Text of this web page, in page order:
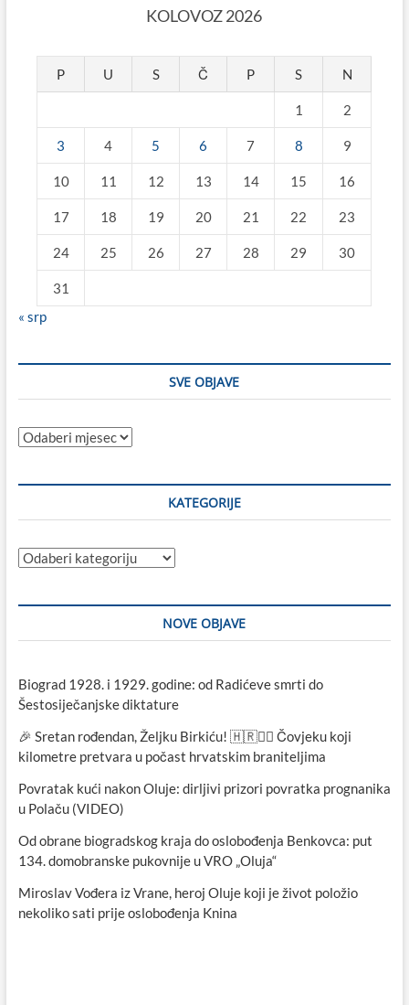
KOLOVOZ 2026
P U S Č P S N
1 2
3 4 5 6 7 8 9
10 11 12 13 14 15 16
17 18 19 20 21 22 23
24 25 26 27 28 29 30
31
« srp
SVE OBJAVE
Sve
KATEGORIJE
Kategorije
NOVE OBJAVE
Biograd 1928. i 1929. godine: od Radićeve smrti do
Šestosiječanjske diktature
🎉 Sretan rođendan, Željku Birkiću! 🇭🇷🏃‍♂️ Čovjeku koji
kilometre pretvara u počast hrvatskim braniteljima
Povratak kući nakon Oluje: dirljivi prizori povratka prognanika
u Polaču (VIDEO)
Od obrane biogradskog kraja do oslobođenja Benkovca: put
134. domobranske pukovnije u VRO „Oluja“
Miroslav Vođera iz Vrane, heroj Oluje koji je život položio
nekoliko sati prije oslobođenja Knina